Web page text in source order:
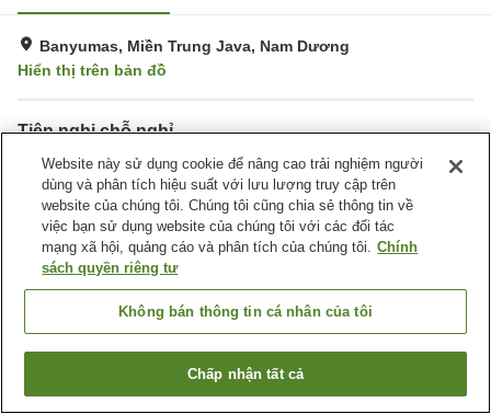
Banyumas, Miền Trung Java, Nam Dương
Hiển thị trên bản đồ
Tiện nghi chỗ nghỉ
Bãi đỗ xe
Spa / Salon
Nhà hàng
Bar
Trang chủ Nam Dương Miền Trung Java
Banyumas
Aston Purwokerto Hotel & Conference Center (aka Aston Imperium
Purwokerto)
Tìm phòng trống
Website này sử dụng cookie để nâng cao trải nghiệm người
dùng và phân tích hiệu suất với lưu lượng truy cập trên
website của chúng tôi. Chúng tôi cũng chia sẻ thông tin về
việc bạn sử dụng website của chúng tôi với các đối tác
mạng xã hội, quảng cáo và phân tích của chúng tôi. Chính
sách quyền riêng tư
Không bán thông tin cá nhân của tôi
Chấp nhận tất cả